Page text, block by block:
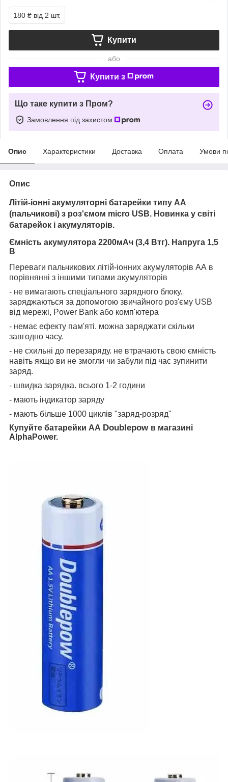
180 ₴ від 2 шт.
Купити
або
Купити з
Що таке купити з Пром?
Замовлення під захистом
Опис Характеристики Доставка Оплата Умови
Опис
Літій-іонні акумуляторні батарейки типу АА
(пальчикові) з роз'ємом micro USB. Новинка у світі
батарейок і акумуляторів.
Ємність акумулятора 2200мАч (3,4 Втг). Напруга 1,5
В
Переваги пальчикових літій-іонних акумуляторів АА в
порівнянні з іншими типами акумуляторів
- не вимагають спеціального зарядного блоку.
заряджаються за допомогою звичайного роз'єму USB
від мережі, Power Bank або комп'ютера
- немає ефекту пам'яті. можна заряджати скільки
завгодно часу.
- не схильні до перезаряду. не втрачають свою ємність
навіть якщо ви не змогли чи забули під час зупинити
заряд.
- швидка зарядка. всього 1-2 години
- мають індикатор заряду
- мають більше 1000 циклів "заряд-розряд"
Купуйте батарейки АА Doublepow в магазині
AlphaPower.